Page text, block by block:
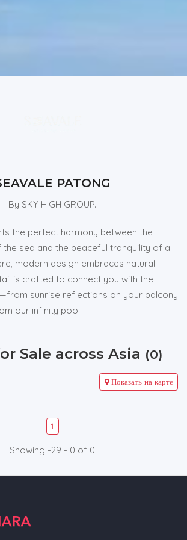
PATONG
By SKY HIGH GROUP.
the perfect harmony between the
sea and the peaceful tranquility of a
modern design embraces natural
is crafted to connect you with the
sunrise reflections on your balcony
our infinity pool.
Sale across Asia (0)
Показать на карте
1
Showing -29 - 0 of 0